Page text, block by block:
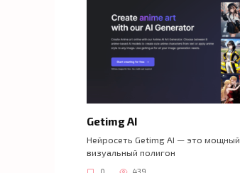
Getimg AI
Нейросеть Getimg AI — это мощный
визуальный полигон
0 439